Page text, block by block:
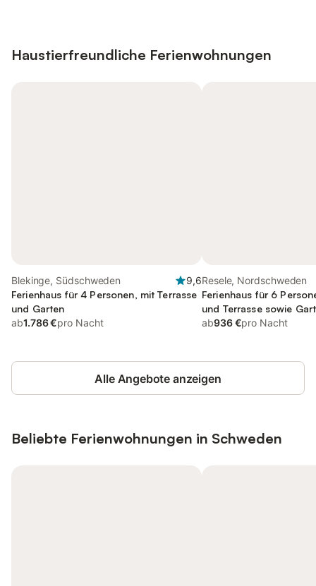
Haustierfreundliche Ferienwohnungen
Blekinge, Südschweden
9,6
Ferienhaus für 4 Personen, mit Terrasse
und Garten
ab1.786 €pro Nacht
Resele, Nordschweden
Ferienhaus für 6
und Terrasse sowie
ab936 €pro Nacht
Alle Angebote anzeigen
Beliebte Ferienwohnungen in Schweden